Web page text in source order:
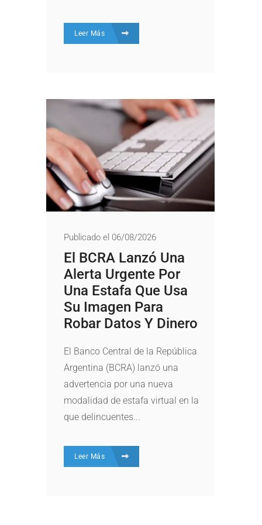
Leer Más
Publicado el 06/08/2026
El BCRA Lanzó Una
Alerta Urgente Por
Una Estafa Que Usa
Su Imagen Para
Robar Datos Y Dinero
El Banco Central de la República
Argentina (BCRA) lanzó una
advertencia por una nueva
modalidad de estafa virtual en la
que delincuentes...
Leer Más